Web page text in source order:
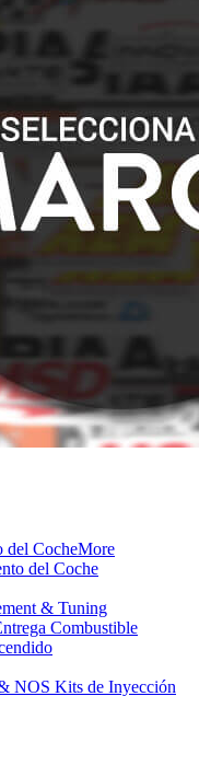
del CocheMore
del Coche
& Tuning
Combustible
NOS Kits de Inyección